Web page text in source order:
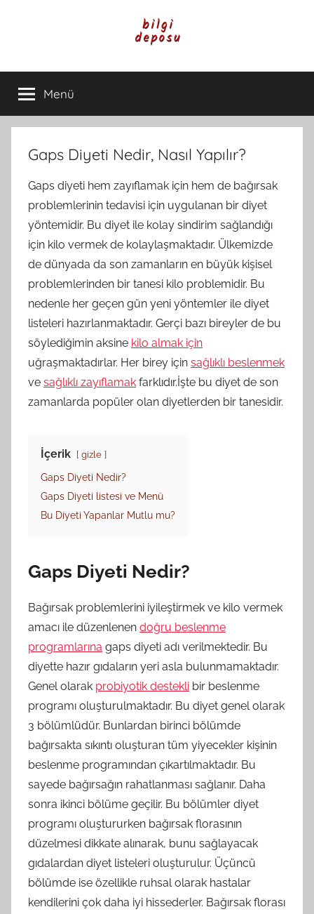
Bilgi
Deposu
Günlük
Yaşam
ve
Rehber
İçerikleri
Menü
Gaps Diyeti Nedir, Nasıl Yapılır?
Gaps diyeti hem zayıflamak için hem de bağırsak
problemlerinin tedavisi için uygulanan bir diyet
yöntemidir. Bu diyet ile kolay sindirim sağlandığı
için kilo vermek de kolaylaşmaktadır. Ülkemizde
de dünyada da son zamanların en büyük kişisel
problemlerinden bir tanesi kilo problemidir. Bu
nedenle her geçen gün yeni yöntemler ile diyet
listeleri hazırlanmaktadır. Gerçi bazı bireyler de bu
söylediğimin aksine kilo almak için
uğraşmaktadırlar. Her birey için sağlıklı beslenmek
ve sağlıklı zayıflamak farklıdır.İşte bu diyet de son
zamanlarda popüler olan diyetlerden bir tanesidir.
İçerik gizle
Gaps Diyeti Nedir?
Gaps Diyeti listesi ve Menü
Bu Diyeti Yapanlar Mutlu mu?
Gaps Diyeti Nedir?
Bağırsak problemlerini iyileştirmek ve kilo vermek
amacı ile düzenlenen doğru beslenme
programlarına gaps diyeti adı verilmektedir. Bu
diyette hazır gıdaların yeri asla bulunmamaktadır.
Genel olarak probiyotik destekli bir beslenme
programı oluşturulmaktadır. Bu diyet genel olarak
3 bölümlüdür. Bunlardan birinci bölümde
bağırsakta sıkıntı oluşturan tüm yiyecekler kişinin
beslenme programından çıkartılmaktadır. Bu
sayede bağırsağın rahatlanması sağlanır. Daha
sonra ikinci bölüme geçilir. Bu bölümler diyet
programı oluştururken bağırsak florasının
düzelmesi dikkate alınarak, bunu sağlayacak
gıdalardan diyet listeleri oluşturulur. Üçüncü
bölümde ise özellikle ruhsal olarak hastalar
kendilerini çok daha iyi hissederler. Bağırsak florası